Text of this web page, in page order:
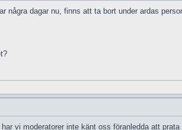
några dagar nu, finns att ta bort under ardas
vi moderatorer inte känt oss föranledda att